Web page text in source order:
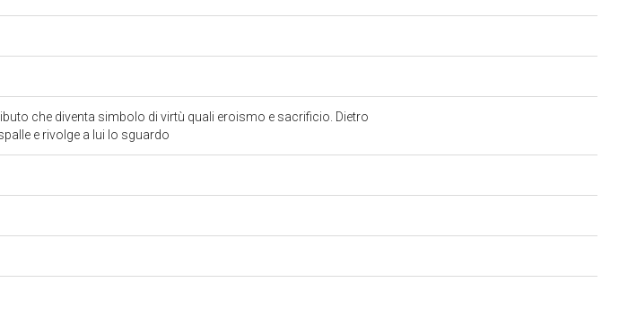
che diventa simbolo di virtù quali eroismo e sacrificio. Dietro
e rivolge a lui lo sguardo